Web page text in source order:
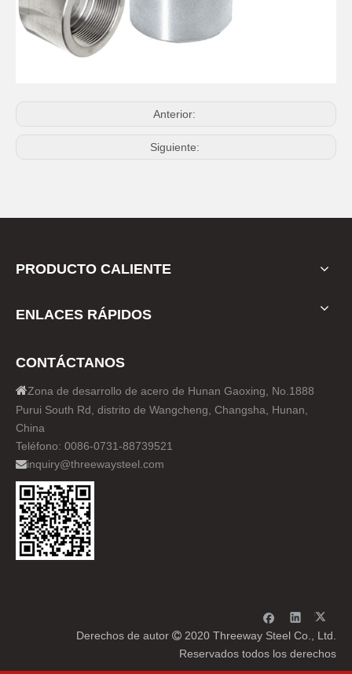
Anterior:
Siguiente:
PRODUCTO CALIENTE
ENLACES RÁPIDOS
CONTÁCTANOS
Zona de desarrollo de acero de Hunan Gaoxing, No.1888
Purui South Rd, distrito de Wangcheng, Changsha, Hunan,
China
Teléfono: 0086-0731-88739521
inquiry@threewaysteel.com
Derechos de autor  2020 Threeway Steel Co., Ltd.
Reservados todos los derechos